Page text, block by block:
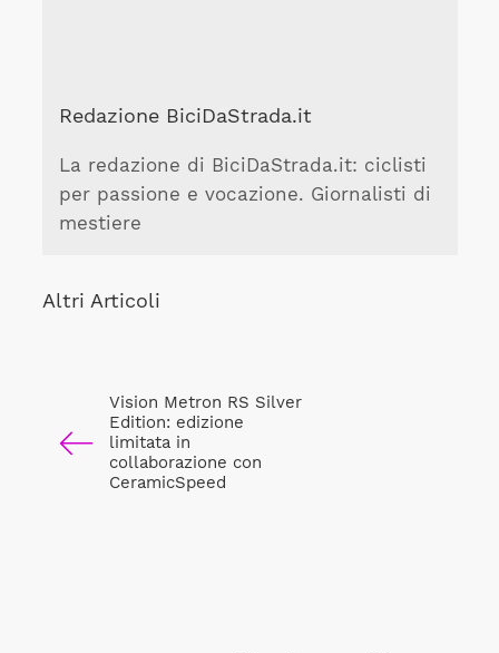
Redazione BiciDaStrada.it
La redazione di BiciDaStrada.it: ciclisti
per passione e vocazione. Giornalisti di
mestiere
Altri Articoli
Vision Metron RS Silver
Edition: edizione
limitata in
collaborazione con
CeramicSpeed